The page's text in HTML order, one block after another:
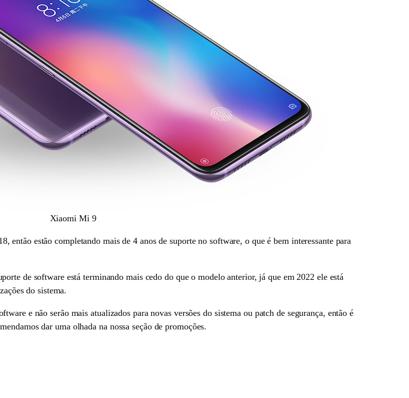
Xiaomi Mi 9
então estão completando mais de 4 anos de suporte no software, o que é bem interessante para
de software está terminando mais cedo do que o modelo anterior, já que em 2022 ele está
do sistema.
e não serão mais atualizados para novas versões do sistema ou patch de segurança, então é
dar uma olhada na nossa seção de promoções.